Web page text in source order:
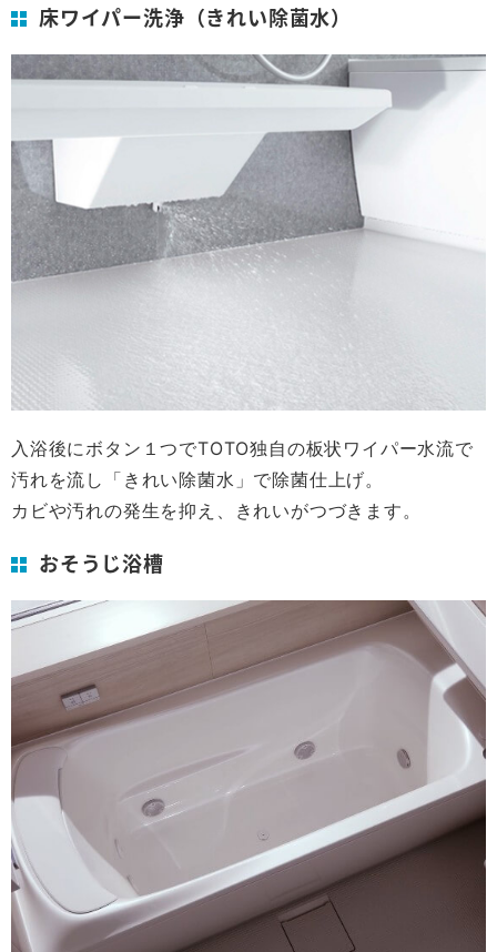
床ワイパー洗浄（きれい除菌水）
入浴後にボタン１つでTOTO独自の板状ワイパー水流で
汚れを流し「きれい除菌水」で除菌仕上げ。
カビや汚れの発生を抑え、きれいがつづきます。
おそうじ浴槽